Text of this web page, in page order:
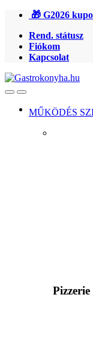
Ugrás
navigációhoz
Ugrás
tartalomra
🎁 G2026
Rend. státusz
Fiókom
Kapcsolat
OpenClose
MŰKÖDÉS
Pizzerie